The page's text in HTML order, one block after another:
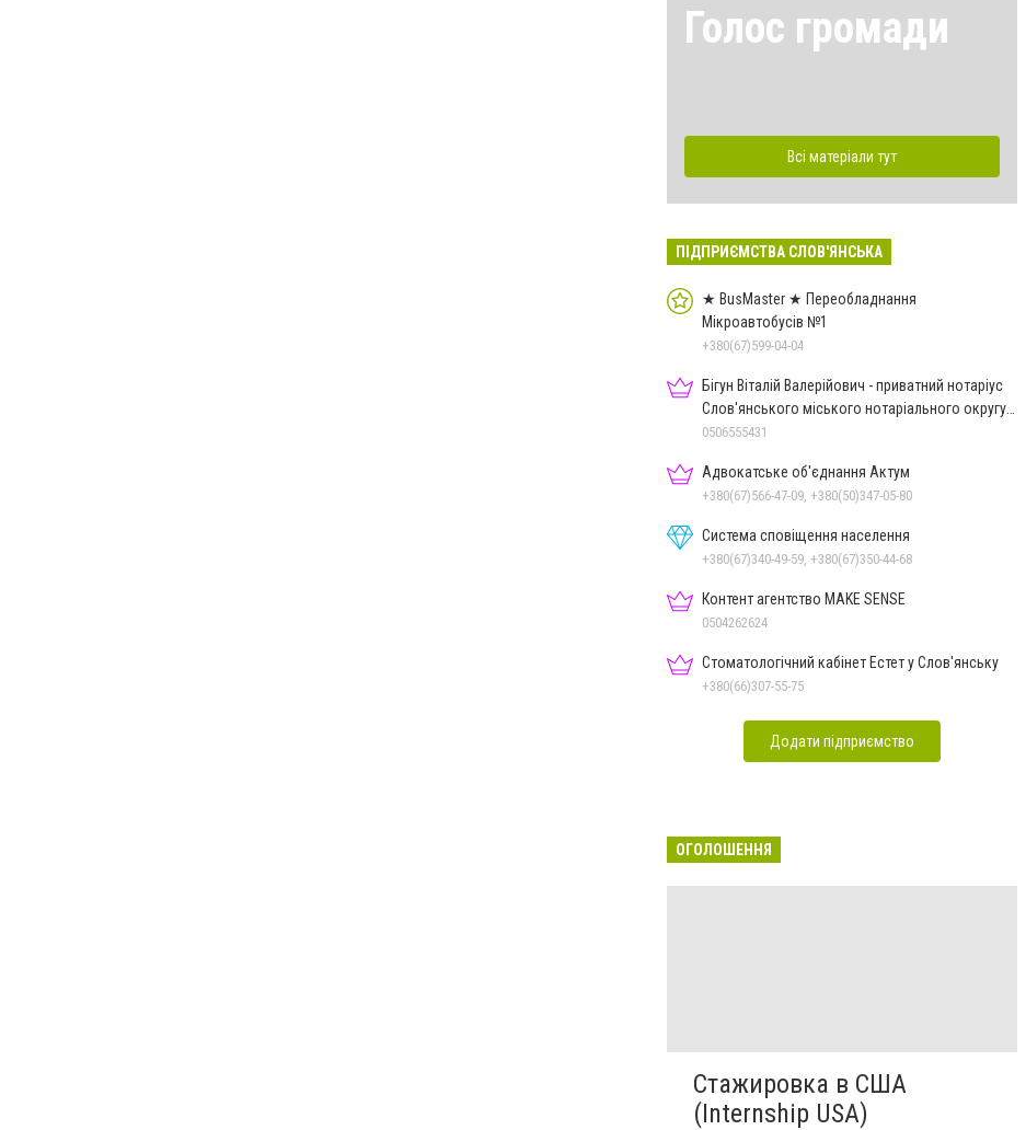
Голос громади
Всі матеріали тут
ПІДПРИЄМСТВА СЛОВ'ЯНСЬКА
★ BusMaster ★ Переобладнання
Мікроавтобусів №1
+380(67)599-04-04
Бігун Віталій Валерійович - приватний нотаріус
Слов'янського міського нотаріального округу
Дон.обл.
0506555431
Адвокатське об'єднання Актум
+380(67)566-47-09, +380(50)347-05-80
Система сповіщення населення
+380(67)340-49-59, +380(67)350-44-68
Контент агентство MAKE SENSE
0504262624
Стоматологічний кабінет Естет у Слов'янську
+380(66)307-55-75
Додати підприємство
ОГОЛОШЕННЯ
Стажировка в США
(Internship USA)